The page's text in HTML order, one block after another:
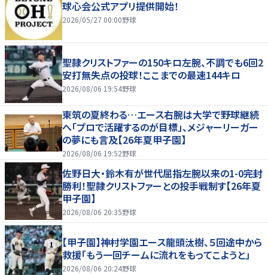
球心会公式アプリ提供開始！
2026/05/27 00:00野球
聖隷クリストファーの150キロ左腕、不調でも6回2
安打無失点の投球！ここまでの最速144キロ
2026/08/06 19:54野球
東筑の夏終わる…エース右腕は大学で野球継続
へ「プロで活躍するのが目標」、メジャーリーガー
の夢にも言及【26年夏甲子園】
2026/08/06 19:52野球
佐野日大・鈴木有が世代屈指左腕以来の1-0完封
勝利！聖隷クリストファーとの投手戦制す【26年夏
甲子園】
2026/08/06 20:35野球
【甲子園】神村学園エース龍頭汰樹、５回途中から
救援「もう一回チームに流れをもってこようと」
2026/08/06 20:24野球